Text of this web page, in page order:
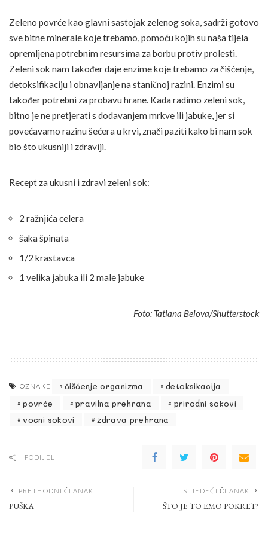
Zeleno povrće kao glavni sastojak zelenog soka, sadrži gotovo
sve bitne minerale koje trebamo, pomoću kojih su naša tijela
opremljena potrebnim resursima za borbu protiv prolesti.
Zeleni sok nam također daje enzime koje trebamo za čišćenje,
detoksifikaciju i obnavljanje na staničnoj razini. Enzimi su
također potrebni za probavu hrane. Kada radimo zeleni sok,
bitno je ne pretjerati s dodavanjem mrkve ili jabuke, jer si
povećavamo razinu šećera u krvi, znači paziti kako bi nam sok
bio što ukusniji i zdraviji.
Recept za ukusni i zdravi zeleni sok:
2 ražnjića celera
šaka špinata
1/2 krastavca
1 velika jabuka ili 2 male jabuke
Foto: Tatiana Belova/Shutterstock
OZNAKE čišćenje organizma
detoksikacija
povrće
pravilna prehrana
prirodni sokovi
vocni sokovi
zdrava prehrana
PODIJELI
PRETHODNI ČLANAK
PUŠKA
SLJEDEĆI ČLANAK
ŠTO JE TO EMO POKRET?